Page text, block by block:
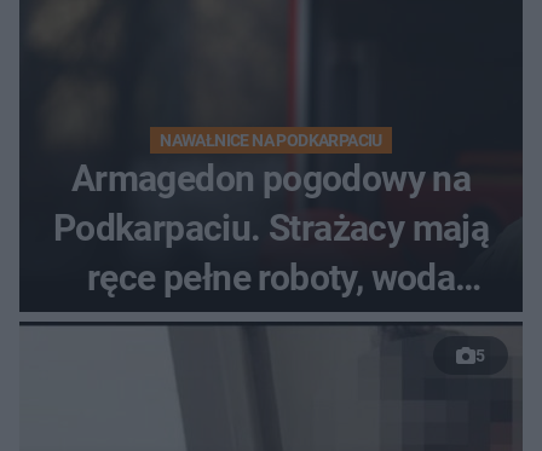
NAWAŁNICE NA PODKARPACIU
Armagedon pogodowy na
Podkarpaciu. Strażacy mają
ręce pełne roboty, woda
zalewa posesje i budynki
5